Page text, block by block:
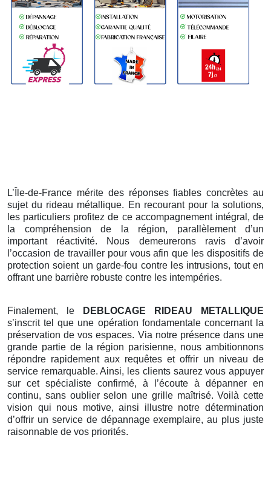
L’Île-de-France mérite des réponses fiables concrètes au
sujet du rideau métallique. En recourant pour la solutions,
les particuliers profitez de ce accompagnement intégral, de
la compréhension de la région, parallèlement d’un
important réactivité. Nous demeurerons ravis d’avoir
l’occasion de travailler pour vous afin que les dispositifs de
protection soient un garde-fou contre les intrusions, tout en
offrant une barrière robuste contre les intempéries.
Finalement, le
DEBLOCAGE RIDEAU METALLIQUE
s’inscrit tel que une opération fondamentale concernant la
préservation de vos espaces. Via notre présence dans une
grande partie de la région parisienne, nous ambitionnons
répondre rapidement aux requêtes et offrir un niveau de
service remarquable. Ainsi, les clients saurez vous appuyer
sur cet spécialiste confirmé, à l’écoute à dépanner en
continu, sans oublier selon une grille maîtrisé. Voilà cette
vision qui nous motive, ainsi illustre notre détermination
d’offrir un service de dépannage exemplaire, au plus juste
raisonnable de vos priorités.